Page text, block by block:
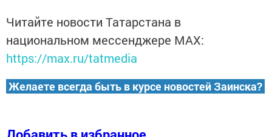
Читайте новости Татарстана в
национальном мессенджере MАХ:
https://max.ru/tatmedia
Желаете всегда быть в курсе новостей Заинска?